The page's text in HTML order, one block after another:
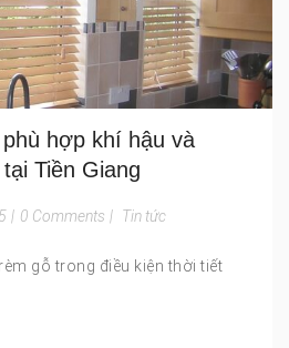
hợp khí hậu và
Tiền Giang
| 0 Comments | Tin tức
gỗ trong điều kiện thời tiết